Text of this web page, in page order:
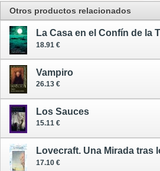
Otros productos relacionados
La Casa en el Confín de la
18.91 €
Vampiro
26.13 €
Los Sauces
15.11 €
17.10 €